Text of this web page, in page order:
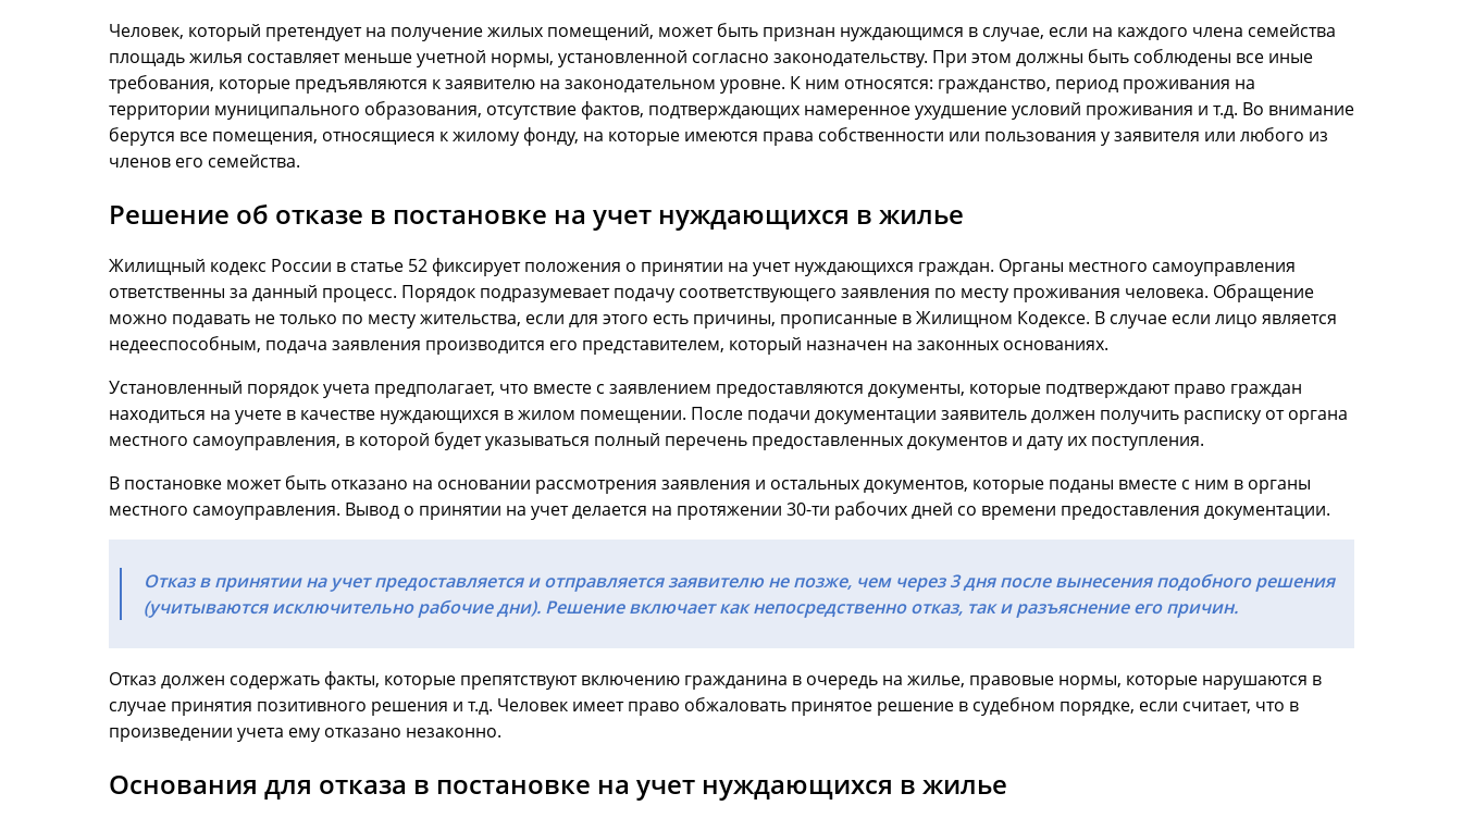
Человек, который претендует на получение жилых помещений, может быть признан нуждающимся в случае, если на каждого члена семейства
площадь жилья составляет меньше учетной нормы, установленной согласно законодательству. При этом должны быть соблюдены все иные
требования, которые предъявляются к заявителю на законодательном уровне. К ним относятся: гражданство, период проживания на
территории муниципального образования, отсутствие фактов, подтверждающих намеренное ухудшение условий проживания и т.д. Во внимание
берутся все помещения, относящиеся к жилому фонду, на которые имеются права собственности или пользования у заявителя или любого из
членов его семейства.
Решение об отказе в постановке на учет нуждающихся в жилье
Жилищный кодекс России в статье 52 фиксирует положения о принятии на учет нуждающихся граждан. Органы местного самоуправления
ответственны за данный процесс. Порядок подразумевает подачу соответствующего заявления по месту проживания человека. Обращение
можно подавать не только по месту жительства, если для этого есть причины, прописанные в Жилищном Кодексе. В случае если лицо является
недееспособным, подача заявления производится его представителем, который назначен на законных основаниях.
Установленный порядок учета предполагает, что вместе с заявлением предоставляются документы, которые подтверждают право граждан
находиться на учете в качестве нуждающихся в жилом помещении. После подачи документации заявитель должен получить расписку от органа
местного самоуправления, в которой будет указываться полный перечень предоставленных документов и дату их поступления.
В постановке может быть отказано на основании рассмотрения заявления и остальных документов, которые поданы вместе с ним в органы
местного самоуправления. Вывод о принятии на учет делается на протяжении 30-ти рабочих дней со времени предоставления документации.
Отказ в принятии на учет предоставляется и отправляется заявителю не позже, чем через 3 дня после вынесения подобного решения
(учитываются исключительно рабочие дни). Решение включает как непосредственно отказ, так и разъяснение его причин.
Отказ должен содержать факты, которые препятствуют включению гражданина в очередь на жилье, правовые нормы, которые нарушаются в
случае принятия позитивного решения и т.д. Человек имеет право обжаловать принятое решение в судебном порядке, если считает, что в
произведении учета ему отказано незаконно.
Основания для отказа в постановке на учет нуждающихся в жилье